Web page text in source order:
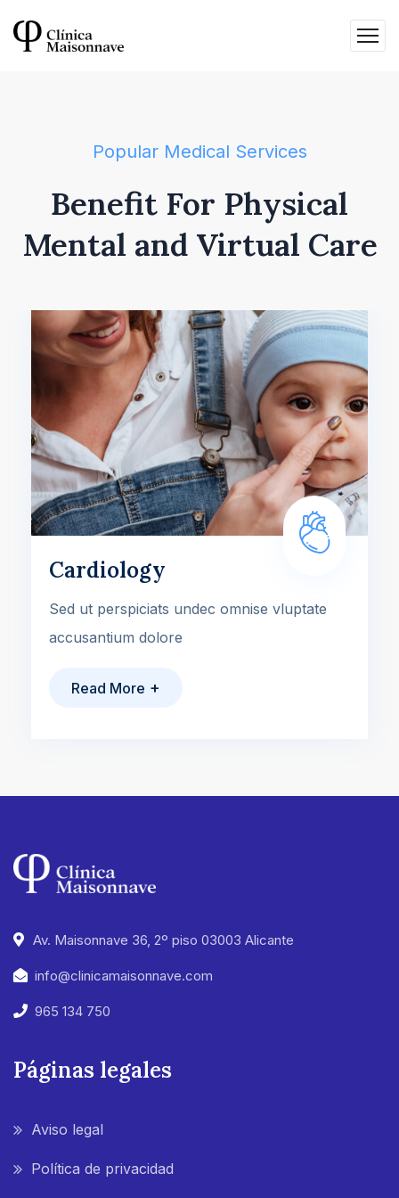
Popular Medical Services
Benefit For Physical
Mental and Virtual Care
Cardiology
Sed ut perspiciats undec omnise vluptate
accusantium dolore
Read More +
Av. Maisonnave 36, 2º piso 03003 Alicante
info@clinicamaisonnave.com
965 134 750
Páginas legales
Aviso legal
Política de privacidad